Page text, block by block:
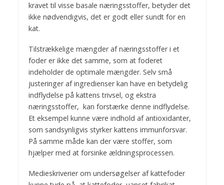
kravet til visse basale næringsstoffer, betyder det
ikke nødvendigvis, det er godt eller sundt for en
kat.
Tilstrækkelige mængder af næringsstoffer i et
foder er ikke det samme, som at foderet
indeholder de optimale mængder. Selv små
justeringer af ingredienser kan have en betydelig
indflydelse på kattens trivsel, og ekstra
næringsstoffer, kan forstærke denne indflydelse.
Et eksempel kunne være indhold af antioxidanter,
som sandsynligvis styrker kattens immunforsvar.
På samme måde kan der være stoffer, som
hjælper med at forsinke ældningsprocessen.
Medieskriverier om undersøgelser af kattefoder